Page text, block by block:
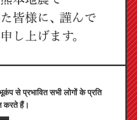
से प्रभावित सभी लोगों के प्रति
करते हैं।